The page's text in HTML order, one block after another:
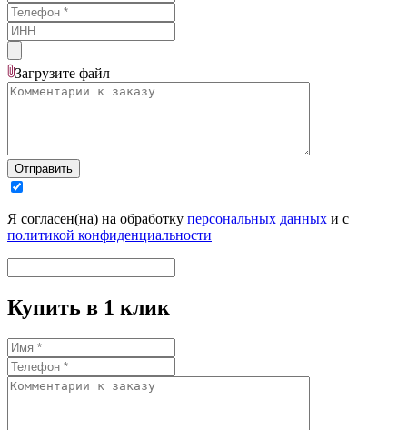
Загрузите файл
Отправить
Я согласен(на) на обработку персональных данных и с
политикой конфиденциальности
Купить в 1 клик